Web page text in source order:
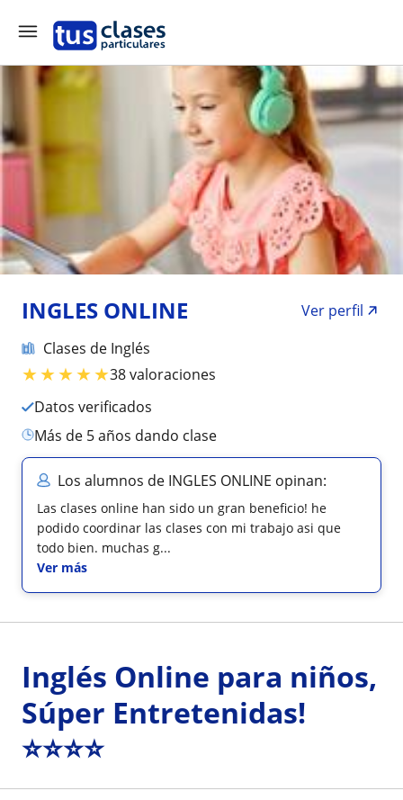
INGLES ONLINE
Ver perfil
Clases de Inglés
★★★★★38 valoraciones
Datos verificados
más de 5 años dando clase
Los alumnos de INGLES ONLINE opinan:
Las clases online han sido un gran beneficio! he
podido coordinar las clases con mi trabajo asi que
todo bien. muchas g...
Ver más
Inglés Online para niños,
Súper Entretenidas!
⭐⭐⭐⭐